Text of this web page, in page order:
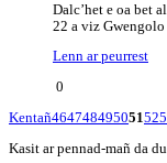
Dalc’het e oa bet
22 a viz Gwengolo
Lenn ar peurrest
0
Kentañ46474849505152
Kasit ar pennad-mañ da